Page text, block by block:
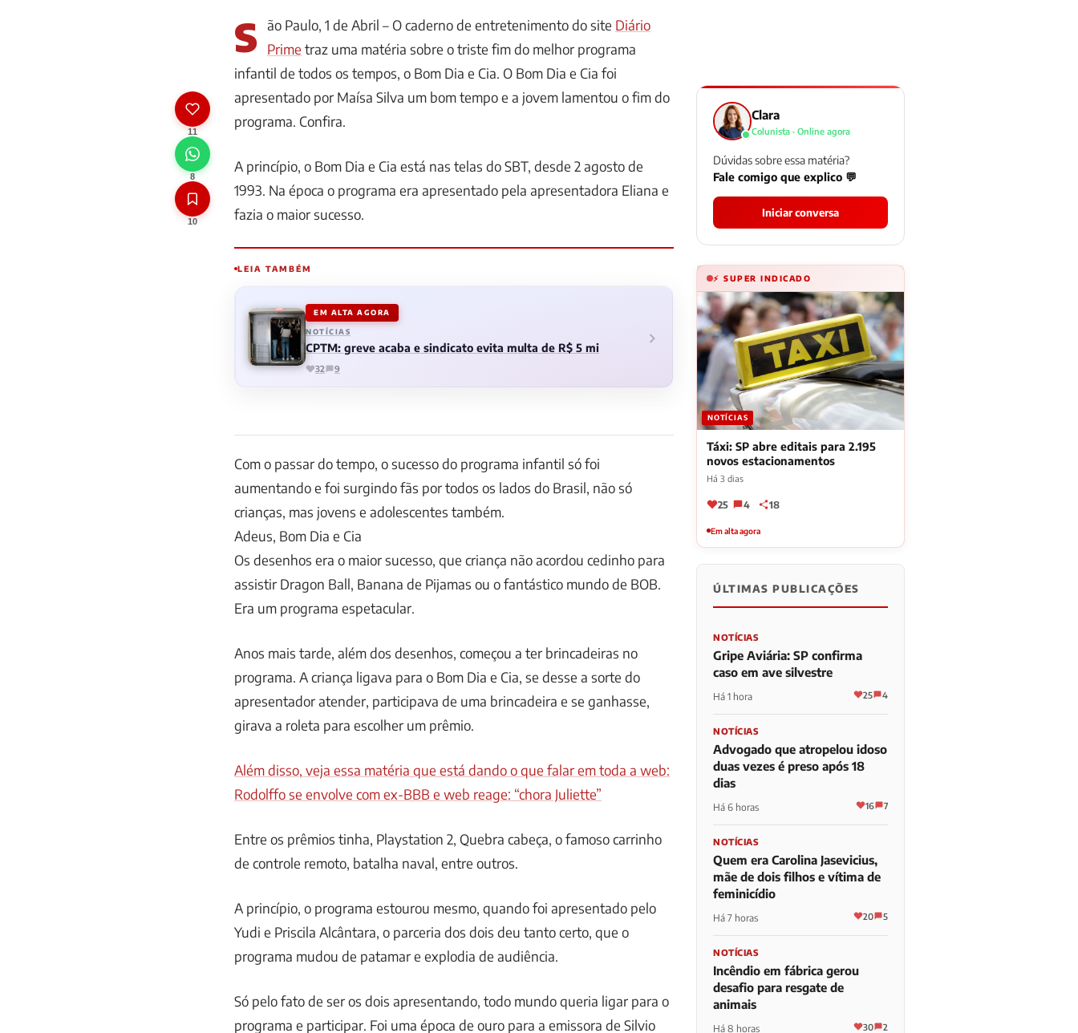
11
8
10
S ão Paulo, 1 de Abril – O caderno de entretenimento do site Diário
Prime traz uma matéria sobre o triste fim do melhor programa
infantil de todos os tempos, o Bom Dia e Cia. O Bom Dia e Cia foi
apresentado por Maísa Silva um bom tempo e a jovem lamentou o fim do
programa. Confira.
A princípio, o Bom Dia e Cia está nas telas do SBT, desde 2 agosto de
1993. Na época o programa era apresentado pela apresentadora Eliana e
fazia o maior sucesso.
LEIA TAMBÉM
EM ALTA AGORA
NOTÍCIAS
CPTM: greve acaba e sindicato evita multa de R$ 5 mi
32 9
Com o passar do tempo, o sucesso do programa infantil só foi
aumentando e foi surgindo fãs por todos os lados do Brasil, não só
crianças, mas jovens e adolescentes também.
Adeus, Bom Dia e Cia
Os desenhos era o maior sucesso, que criança não acordou cedinho para
assistir Dragon Ball, Banana de Pijamas ou o fantástico mundo de BOB.
Era um programa espetacular.
Anos mais tarde, além dos desenhos, começou a ter brincadeiras no
programa. A criança ligava para o Bom Dia e Cia, se desse a sorte do
apresentador atender, participava de uma brincadeira e se ganhasse,
girava a roleta para escolher um prêmio.
Além disso, veja essa matéria que está dando o que falar em toda a web:
Rodolffo se envolve com ex-BBB e web reage: “chora Juliette”
Entre os prêmios tinha, Playstation 2, Quebra cabeça, o famoso carrinho
de controle remoto, batalha naval, entre outros.
A princípio, o programa estourou mesmo, quando foi apresentado pelo
Yudi e Priscila Alcântara, o parceria dos dois deu tanto certo, que o
programa mudou de patamar e explodia de audiência.
Só pelo fato de ser os dois apresentando, todo mundo queria ligar para o
programa e participar. Foi uma época de ouro para a emissora de Silvio
Clara
Colunista · Online agora
Dúvidas sobre essa matéria?
Fale comigo que explico 💬
Iniciar conversa
⚡ SUPER INDICADO
NOTÍCIAS
Táxi: SP abre editais para 2.195
novos estacionamentos
Há 3 dias
25 4 18
Em alta agora
ÚLTIMAS PUBLICAÇÕES
NOTÍCIAS
Gripe Aviária: SP confirma
caso em ave silvestre
Há 1 hora 25 4
NOTÍCIAS
Advogado que atropelou idoso
duas vezes é preso após 18
dias
Há 6 horas 16 7
NOTÍCIAS
Quem era Carolina Jasevicius,
mãe de dois filhos e vítima de
feminicídio
Há 7 horas 20 5
NOTÍCIAS
Incêndio em fábrica gerou
desafio para resgate de
animais
Há 8 horas 30 2